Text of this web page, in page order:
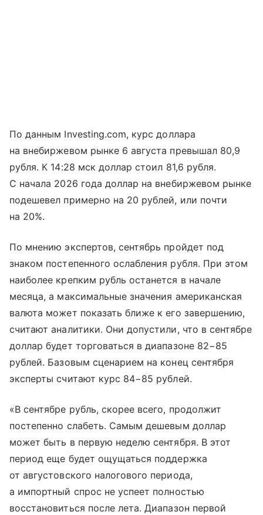
По данным Investing.com, курс доллара
на внебиржевом рынке 6 августа превышал 80,9
рубля. К 14:28 мск доллар стоил 81,6 рубля.
С начала 2026 года доллар на внебиржевом рынке
подешевел примерно на 20 рублей, или почти
на 20%.
По мнению экспертов, сентябрь пройдет под
знаком постепенного ослабления рубля. При этом
наиболее крепким рубль останется в начале
месяца, а максимальные значения американская
валюта может показать ближе к его завершению,
считают аналитики. Они допустили, что в сентябре
доллар будет торговаться в диапазоне 82−85
рублей. Базовым сценарием на конец сентября
эксперты считают курс 84−85 рублей.
«В сентябре рубль, скорее всего, продолжит
постепенно слабеть. Самым дешевым доллар
может быть в первую неделю сентября. В этот
период еще будет ощущаться поддержка
от августовского налогового периода,
а импортный спрос не успеет полностью
восстановиться после лета. Диапазон первой